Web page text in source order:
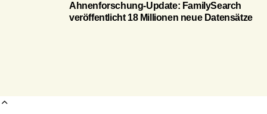
Ahnenforschung-Update: FamilySearch
veröffentlicht 18 Millionen neue Datensätze